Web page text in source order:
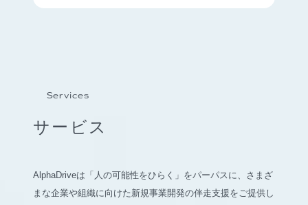
Services
サービス
AlphaDriveは「人の可能性をひらく」をパーパスに、さまざ
まな企業や組織に向けた新規事業開発の伴走支援をご提供し